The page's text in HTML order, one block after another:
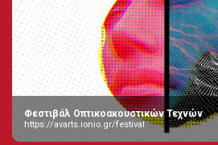
Φεστιβάλ Οπτικοακουστικών Τεχνών
https://avarts.ionio.gr/festival